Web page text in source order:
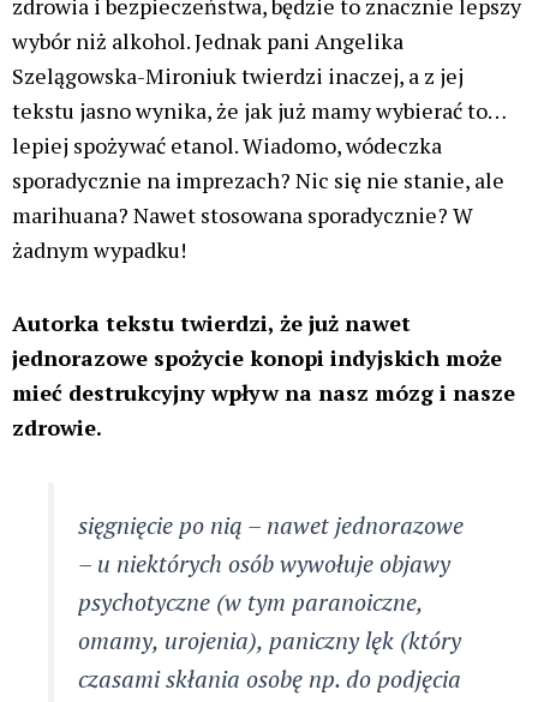
MMA: Polak wygrał walkę, po czym wyciągnął jointa i go
odpalił, tak Bartłomiej Skowyra celebrował zwycięstwo
[VIDEO]
Kraków: Właściciel marki 4EASE zatrzymany za 800 kg
suszu konopi zawierających znacznie więcej THC niż 0,2%
Aurora Electric Honeydew 27% i 29% – wyjaśniamy skąd
podwójna rejestracja i co to oznacza dla pacjentów
inne kraje naciskają na zmiany przepisów
Medyczna marihuana – Vape Pen z ekstraktem 80% THC –
recenzja (WIDEO)
Dalej w artykule katolickiego tygodnika czytamy:
Nie każdy, kto parę razy w życiu – np.
na studiach – sięgnął po THC, będzie
miał zniszczony mózg i głęboką
depresję. Problem polega na tym, że
nie jesteśmy w stanie przewidzieć, jaki